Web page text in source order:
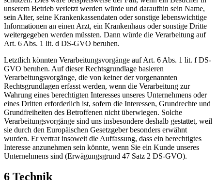
unserem Betrieb verletzt werden würde und daraufhin sein Name,
sein Alter, seine Krankenkassendaten oder sonstige lebenswichtige
Informationen an einen Arzt, ein Krankenhaus oder sonstige Dritte
weitergegeben werden müssten. Dann würde die Verarbeitung auf
Art. 6 Abs. 1 lit. d DS-GVO beruhen.
Letztlich könnten Verarbeitungsvorgänge auf Art. 6 Abs. 1 lit. f DS-
GVO beruhen. Auf dieser Rechtsgrundlage basieren
Verarbeitungsvorgänge, die von keiner der vorgenannten
Rechtsgrundlagen erfasst werden, wenn die Verarbeitung zur
Wahrung eines berechtigten Interesses unseres Unternehmens oder
eines Dritten erforderlich ist, sofern die Interessen, Grundrechte und
Grundfreiheiten des Betroffenen nicht überwiegen. Solche
Verarbeitungsvorgänge sind uns insbesondere deshalb gestattet, weil
sie durch den Europäischen Gesetzgeber besonders erwähnt
wurden. Er vertrat insoweit die Auffassung, dass ein berechtigtes
Interesse anzunehmen sein könnte, wenn Sie ein Kunde unseres
Unternehmens sind (Erwägungsgrund 47 Satz 2 DS-GVO).
6 Technik